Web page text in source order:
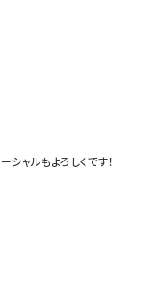
ャルもよろしくです！